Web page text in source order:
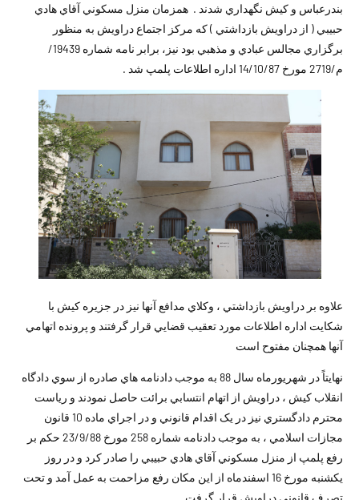
بندرعباس و کیش نگهداري شدند . همزمان منزل مسكوني آقاي هادي
حبيبي ( از دراويش بازداشتي ) كه مركز اجتماع دراويش به منظور
برگزاري مجالس عبادي و مذهبي بود نيز، برابر نامه شماره 19439/
م/2719 مورخ 14/10/87 اداره اطلاعات پلمپ شد .
علاوه بر دراويش بازداشتي ، وكلاي مدافع آنها نيز در جزيره كيش با
شكايت اداره اطلاعات مورد تعقيب قضايي قرار گرفتند و پرونده اتهامي
آنها همچنان مفتوح است
نهايتاً در شهريورماه سال 88 به موجب دادنامه هاي صادره از سوي دادگاه
انقلاب كيش ، دراويش از اتهام انتسابي برائت حاصل نمودند و رياست
محترم دادگستري نيز در یک اقدام قانوني و در اجراي ماده 10 قانون
مجازات اسلامي ، به موجب دادنامه شماره 258 مورخ 23/9/88 حكم بر
رفع پلمپ از منزل مسكوني آقاي هادي حبيبي را صادر كرد و در روز
يكشنبه مورخ 16 اسفندماه از اين مكان رفع مزاحمت به عمل آمد و تحت